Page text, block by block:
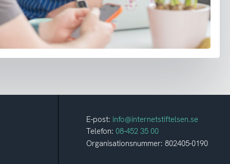
E-post: info@internetstiftelsen.se
Telefon: 08-452 35 00
Organisationsnummer: 802405-0190